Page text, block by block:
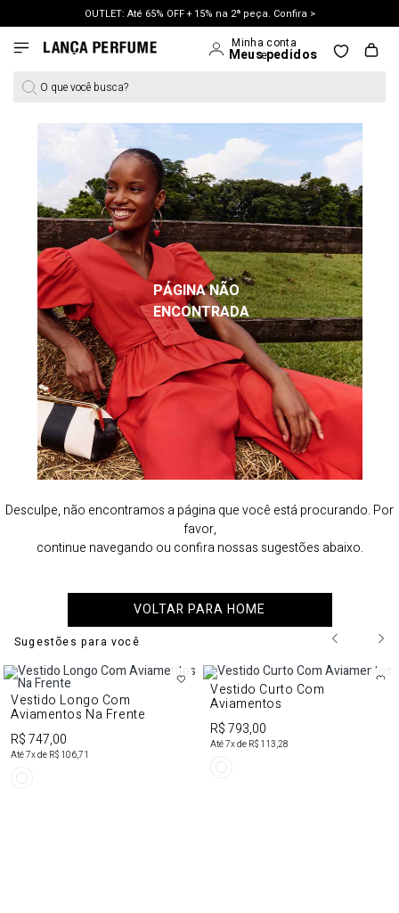
OUTLET: Até 65% OFF + 15% na 2ª peça. Confira >
LANÇAMENTO PRIMAVERA 27. Clique e aproveite.
O que você busca?
PÁGINA NÃO
ENCONTRADA
Desculpe, não encontramos a página que você está procurando. Por
favor,
continue navegando ou confira nossas sugestões abaixo.
VOLTAR PARA HOME
Sugestões para você
Vestido Longo Com
Aviamentos Na Frente
R$ 747,00
Até7x de R$ 106,71
Vestido Curto Com
Aviamentos
R$ 793,00
Até7x de R$ 113,28